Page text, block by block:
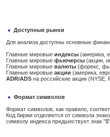
Доступные рынки
Для анализа доступны основные
Главные мировые индексы (америка,
Главные мировые фьючерсы (акции,
Главные мировые валюты (форекс,
Главные мировые акции (америка,
ADR/ADS на российские акции (NYSE,
Формат символов
Формат символов, как правило,
Код биржи отделяется от символа
символу индекса предшествует знак "$"